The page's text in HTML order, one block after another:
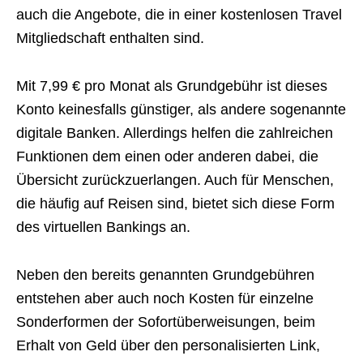
auch die Angebote, die in einer kostenlosen Travel
Mitgliedschaft enthalten sind.
Mit 7,99 € pro Monat als Grundgebühr ist dieses
Konto keinesfalls günstiger, als andere sogenannte
digitale Banken. Allerdings helfen die zahlreichen
Funktionen dem einen oder anderen dabei, die
Übersicht zurückzuerlangen. Auch für Menschen,
die häufig auf Reisen sind, bietet sich diese Form
des virtuellen Bankings an.
Neben den bereits genannten Grundgebühren
entstehen aber auch noch Kosten für einzelne
Sonderformen der Sofortüberweisungen, beim
Erhalt von Geld über den personalisierten Link,